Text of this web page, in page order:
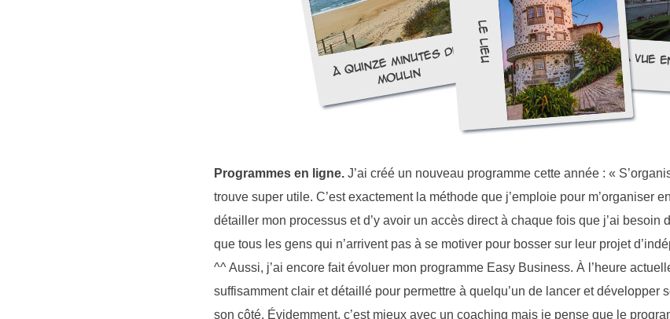
Programmes en ligne. J’ai créé un nouveau programme cette année : «
trouve super utile. C’est exactement la méthode que j’emploie pour m’organiser
détailler mon processus et d’y avoir un accès direct à chaque fois que j’ai besoin
que tous les gens qui n’arrivent pas à se motiver pour bosser sur leur projet
^^ Aussi, j’ai encore fait évoluer mon programme Easy Business. À l’heure
suffisamment clair et détaillé pour permettre à quelqu’un de lancer et développer
son côté. Évidemment, c’est mieux avec un coaching mais je pense que le